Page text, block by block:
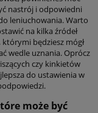
nastrój i odpowiedni
leniuchowania. Warto
na kilka źródeł
którymi będziesz mógł
wedle uznania. Oprócz
czy kinkietów
do ustawienia w
może być